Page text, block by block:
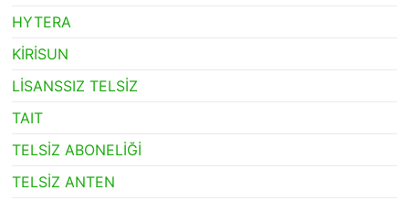
HYTERA
KİRİSUN
LİSANSSIZ TELSİZ
TAIT
TELSİZ ABONELİĞİ
TELSİZ ANTEN